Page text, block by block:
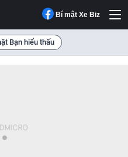
Bí mật Xe Biz
Bạn hiểu thấu